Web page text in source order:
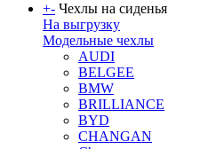
+- Чехлы на сиденья
На выгрузку
Модельные чехлы
AUDI
BELGEE
BMW
BRILLIANCE
BYD
CHANGAN